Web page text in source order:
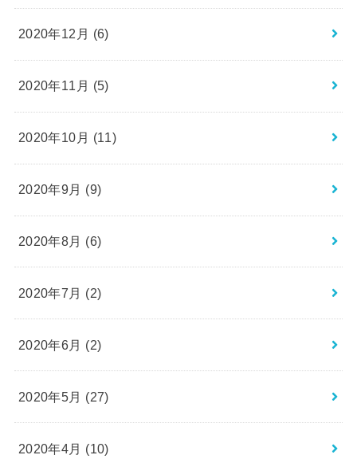
2020年12月 (6)
2020年11月 (5)
2020年10月 (11)
2020年9月 (9)
2020年8月 (6)
2020年7月 (2)
2020年6月 (2)
2020年5月 (27)
2020年4月 (10)